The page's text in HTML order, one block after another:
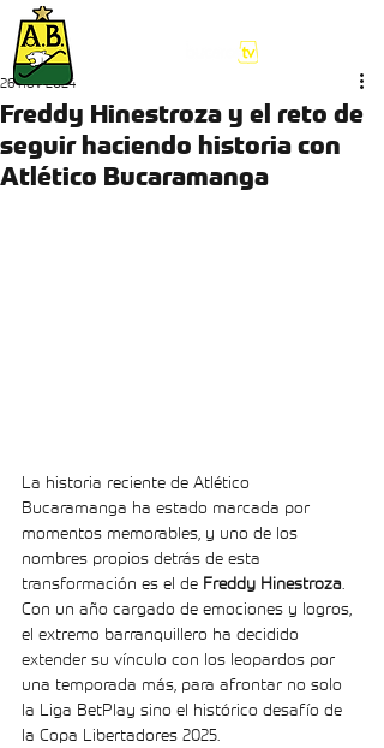
Freddy Hinestroza y el reto de
seguir haciendo historia con
Atlético Bucaramanga
26 nov 2024
La historia reciente de Atlético
Bucaramanga ha estado marcada por
momentos memorables, y uno de los
nombres propios detrás de esta
transformación es el de Freddy Hinestroza.
Con un año cargado de emociones y logros,
el extremo barranquillero ha decidido
extender su vínculo con los leopardos por
una temporada más, para afrontar no solo
la Liga BetPlay sino el histórico desafío de
la Copa Libertadores 2025.